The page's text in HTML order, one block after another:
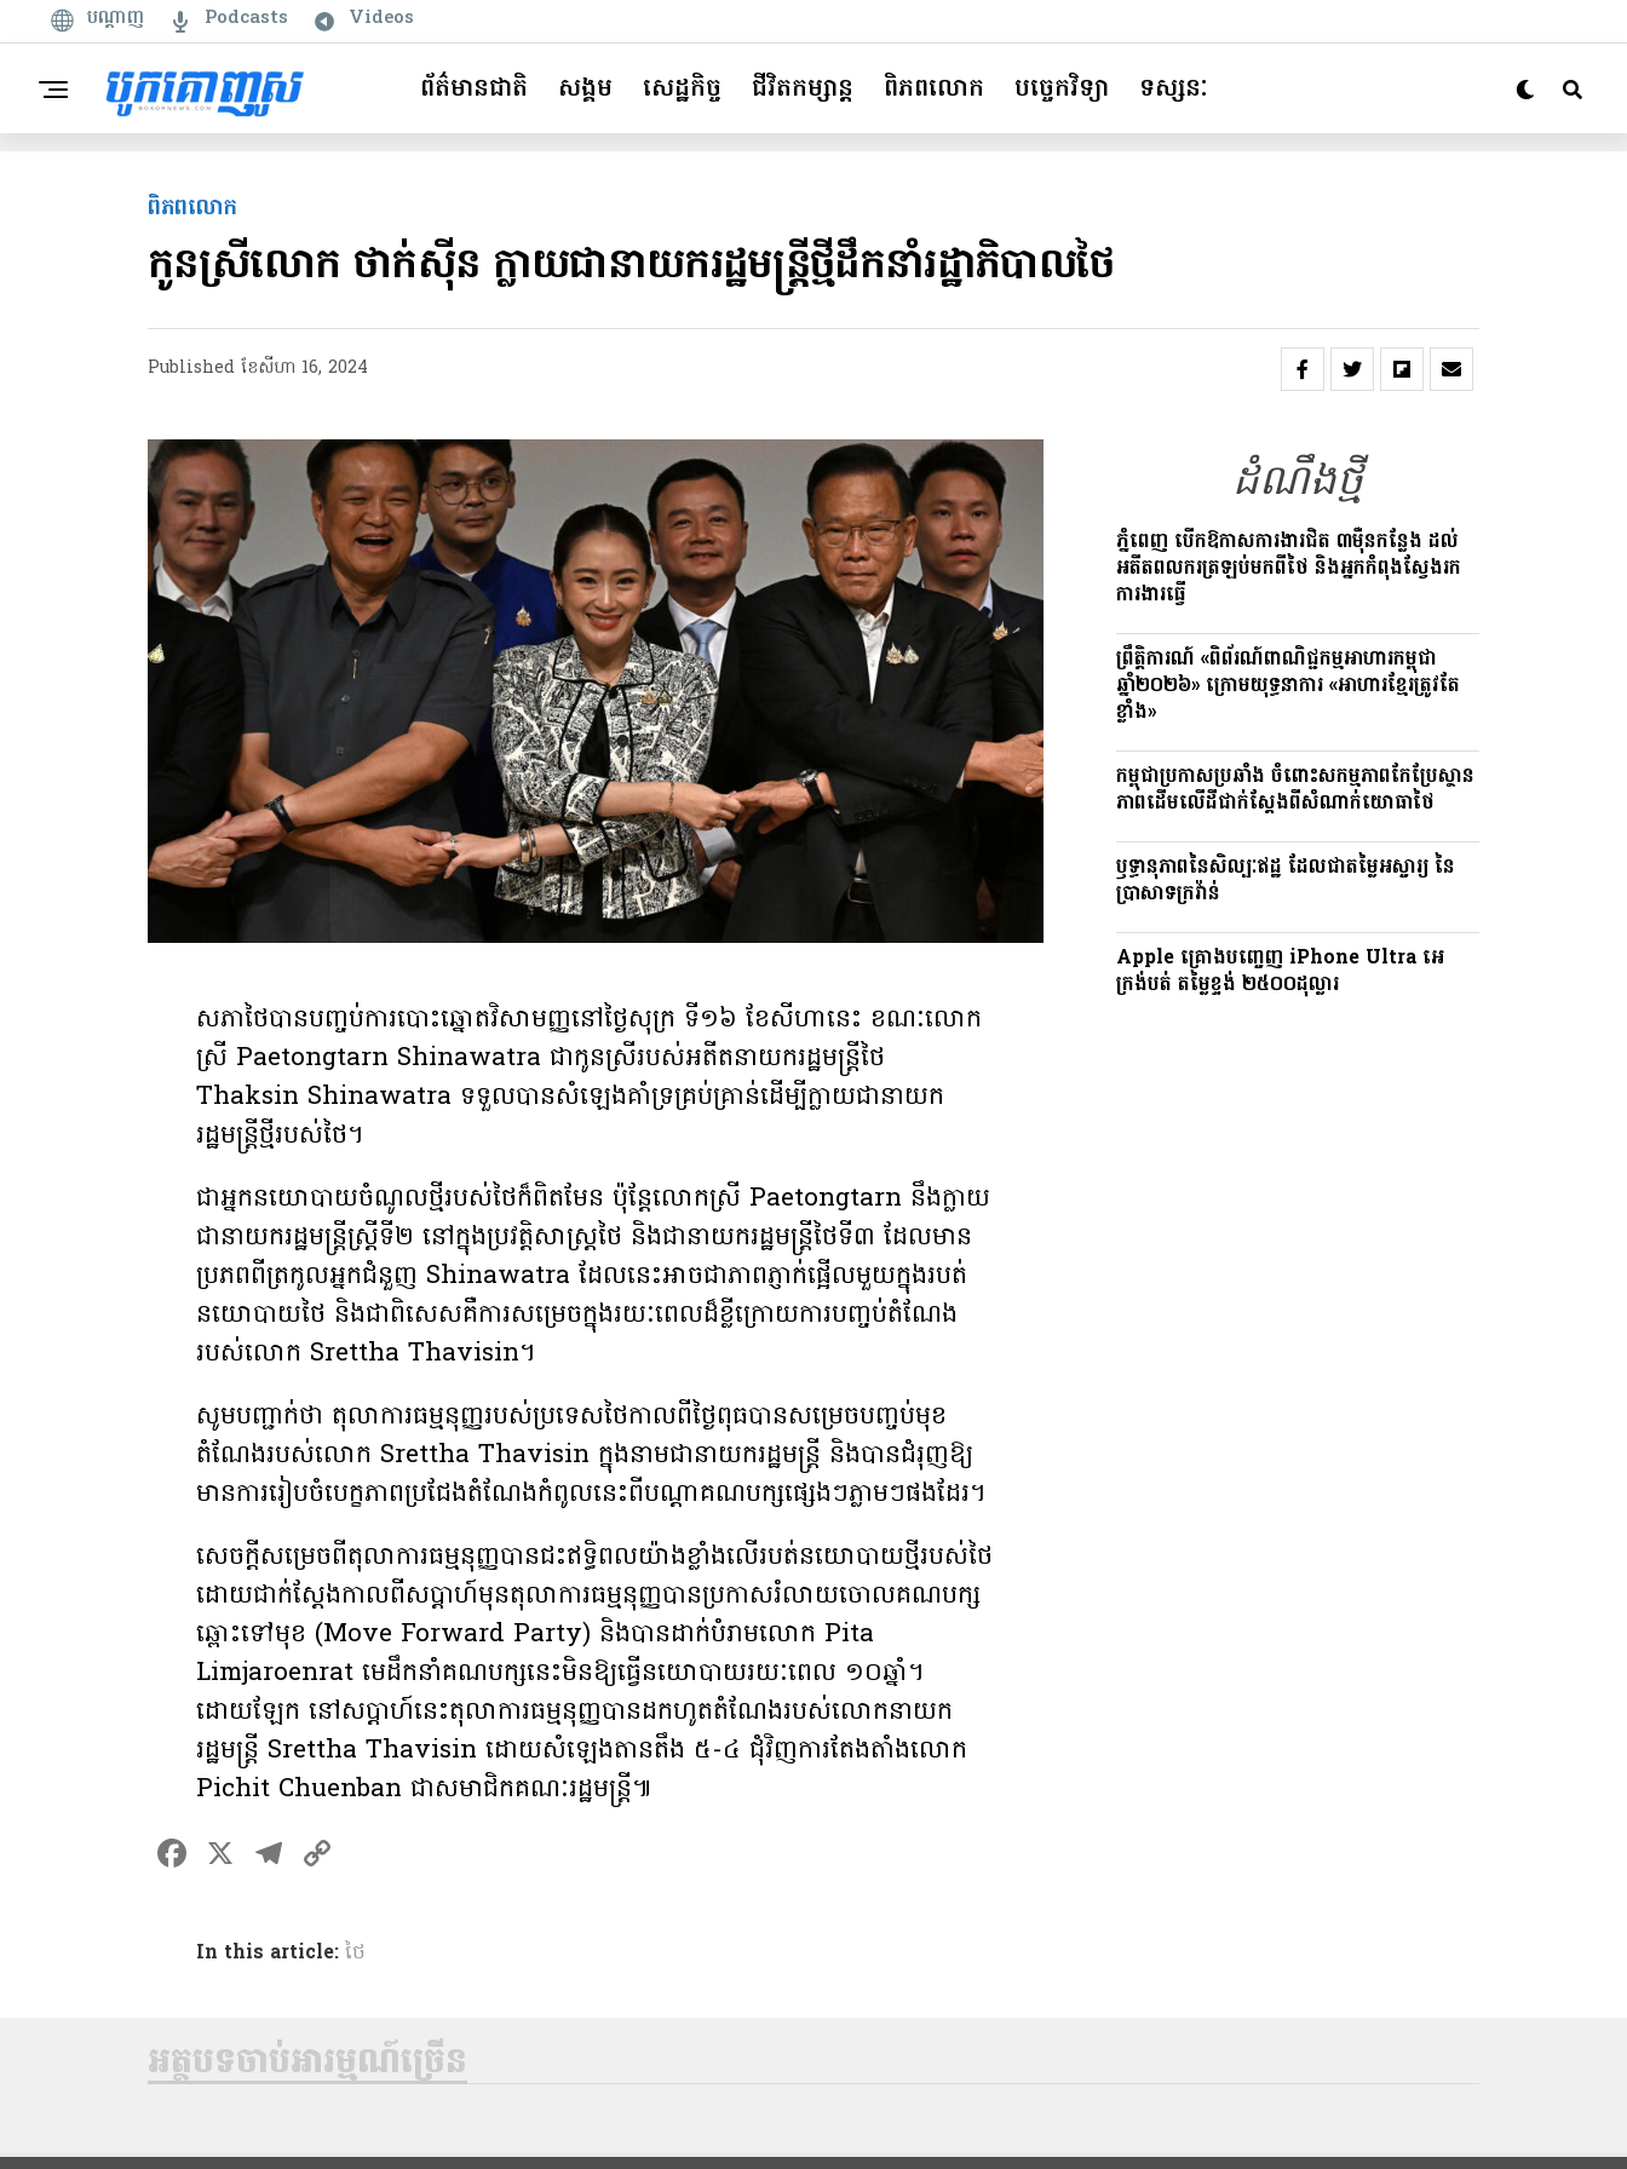
បណ្តាញ Podcasts Videos
ព័ត៌មានជាតិ សង្គម សេដ្ឋកិច្ច ជីវិតកម្សាន្ត ពិភពលោក បច្ចេកវិទ្យា ទស្សនៈ
ពិភពលោក
កូនស្រីលោក ថាក់ស៊ីន ក្លាយជានាយករដ្ឋមន្ត្រីថ្មីដឹក​នាំរដ្ឋាភិបាលថៃ
Published ខែ​សីហា 16, 2024
សភាថៃបានបញ្ចប់ការបោះឆ្នោតវិសាមញ្ញនៅថ្ងៃសុក្រ ទី១៦ ខែសីហានេះ ខណៈលោក
ស្រី Paetongtarn Shinawatra ជាកូនស្រីរបស់អតីតនាយករដ្ឋមន្រ្តីថៃ
Thaksin Shinawatra ទទួលបានសំឡេងគាំទ្រគ្រប់គ្រាន់ដើម្បីក្លាយជានាយក
រដ្ឋមន្រ្តីថ្មីរបស់ថៃ។
ជាអ្នកនយោបាយចំណូលថ្មីរបស់ថៃក៏ពិតមែន ប៉ុន្តែលោកស្រី Paetongtarn នឹងក្លាយ
ជានាយករដ្ឋមន្រ្តីស្រ្តីទី២ នៅក្នុងប្រវត្តិសាស្រ្តថៃ និងជានាយករដ្ឋមន្ត្រីថៃទី៣ ដែលមាន
ប្រភពពីត្រកូលអ្នកជំនួញ Shinawatra ដែលនេះអាចជាភាពភ្ញាក់ផ្អើលមួយក្នុងរបត់
នយោបាយថៃ និងជាពិសេសគឺការសម្រេចក្នុងរយៈពេលដ៏ខ្លីក្រោយការបញ្ចប់តំណែង
របស់លោក Srettha Thavisin។
សូមបញ្ជាក់ថា តុលាការធម្មនុញ្ញរបស់ប្រទេសថៃកាលពីថ្ងៃពុធបានសម្រេចបញ្ចប់មុខ
តំណែងរបស់លោក Srettha Thavisin ក្នុងនាមជានាយករដ្ឋមន្រ្តី និងបានជំរុញឱ្យ
មានការរៀបចំបេក្ខភាពប្រជែងតំណែងកំពូលនេះពីបណ្ដាគណបក្សផ្សេងៗភ្លាមៗផងដែរ។
សេចក្ដីសម្រេចពីតុលាការធម្មនុញ្ញបានជះឥទ្ធិពលយ៉ាងខ្លាំងលើរបត់នយោបាយថ្មីរបស់ថៃ
ដោយជាក់ស្ដែងកាលពីសប្តាហ៍មុនតុលាការធម្មនុញ្ញបានប្រកាសរំលាយចោលគណបក្ស
ឆ្ពោះទៅមុខ (Move Forward Party) និងបានដាក់បំរាមលោក Pita
Limjaroenrat មេដឹកនាំគណបក្សនេះមិនឱ្យធ្វើនយោបាយរយៈពេល ១០ឆ្នាំ។
ដោយឡែក នៅសប្តាហ៍នេះតុលាការធម្មនុញ្ញបានដកហូតតំណែងរបស់លោកនាយក
រដ្ឋមន្រ្តី Srettha Thavisin ដោយសំឡេងតានតឹង ៥-៤ ជុំវិញការតែងតាំងលោក
Pichit Chuenban ជាសមាជិកគណៈរដ្ឋមន្ត្រី៕
F
ce
b
o
k
X T
e
gr
m
p
y
n
k
In this article: ថៃ
ដំណឹងថ្មី
ភ្នំពេញ បើកឱកាសការងារជិត ៣ម៉ឺនកន្លែង ដល់
អតីតពលករត្រឡប់មកពីថៃ និងអ្នកកំពុងស្វែងរក
ការងារធ្វើ
ព្រឹត្តិការណ៍ «ពិព័រណ៍ពាណិជ្ជកម្មអាហារកម្ពុជា
ឆ្នាំ២០២៦» ក្រោមយុទ្ធនាការ «អាហារខ្មែរត្រូវតែ
ខ្លាំង»
កម្ពុជាប្រកាសប្រឆាំង ចំពោះសកម្មភាពកែប្រែស្ថាន
ភាពដើមលើដីជាក់ស្តែងពីសំណាក់យោធាថៃ
ឫទ្ធានុភាពនៃសិល្បៈឥដ្ឋ ដែលជាតម្លៃអស្ចារ្យ នៃ
ប្រាសាទក្រវ៉ាន់
Apple គ្រោងបញ្ចេញ iPhone Ultra អេ
ក្រង់បត់ តម្លៃខ្ទង់ ២៥០០ដុល្លារ
អត្ថបទចាប់អារម្មណ៍ច្រើន